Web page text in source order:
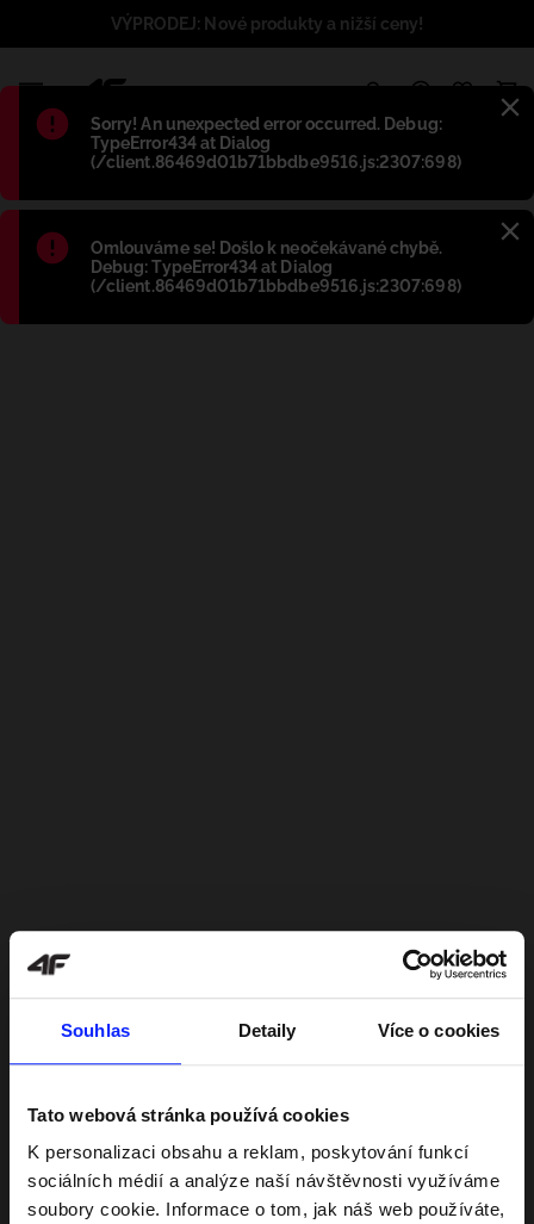
Souhlas Detaily Více o cookies
Tato webová stránka používá cookies
K personalizaci obsahu a reklam, poskytování funkcí
sociálních médií a analýze naší návštěvnosti využíváme
soubory cookie. Informace o tom, jak náš web používáte,
Błąd:
Sorry! An unexpected error occurred. Debug:
TypeError434 at Dialog
(/client.86469d01b71bbdbe9516.js:2307:698)
Błąd:
Omlouváme se! Došlo k neočekávané chybě.
Debug: TypeError434 at Dialog
(/client.86469d01b71bbdbe9516.js:2307:698)
VÝPRODEJ: Nové produkty a nižší ceny!